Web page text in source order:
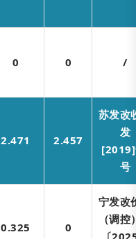
0 0 /
2.471 2.457
苏发改
发
号
0.325 0
宁发改
（调控
〔